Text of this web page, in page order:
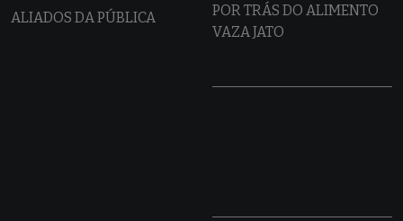
ALIADOS DA PÚBLICA
POR TRÁS DO ALIMENTO
VAZA JATO